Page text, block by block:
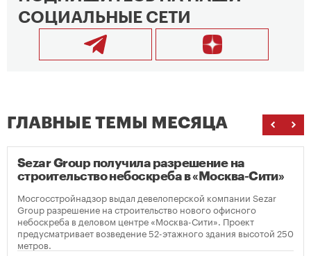
СОЦИАЛЬНЫЕ СЕТИ
ГЛАВНЫЕ ТЕМЫ МЕСЯЦА
Sezar Group получила разрешение на
строительство небоскреба в «Москва-Сити»
Мосгосстройнадзор выдал девелоперской компании Sezar
Group разрешение на строительство нового офисного
небоскреба в деловом центре «Москва-Сити». Проект
предусматривает возведение 52-этажного здания высотой 250
метров.